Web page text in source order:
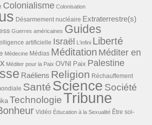
Colonialisme Colonisation
Désarmement nucléaire Extraterrestre(s)
Guerres américaines Guides
artificielle Israël L'infini Liberté
Médecine Médias Méditation Méditer en
Méditer pour la Paix OVNI Paix Palestine
Raéliens Religion Réchauffement
Santé Science Société
TechnologieTribune
Vidéo Éducation à la Sexualité Être soi-